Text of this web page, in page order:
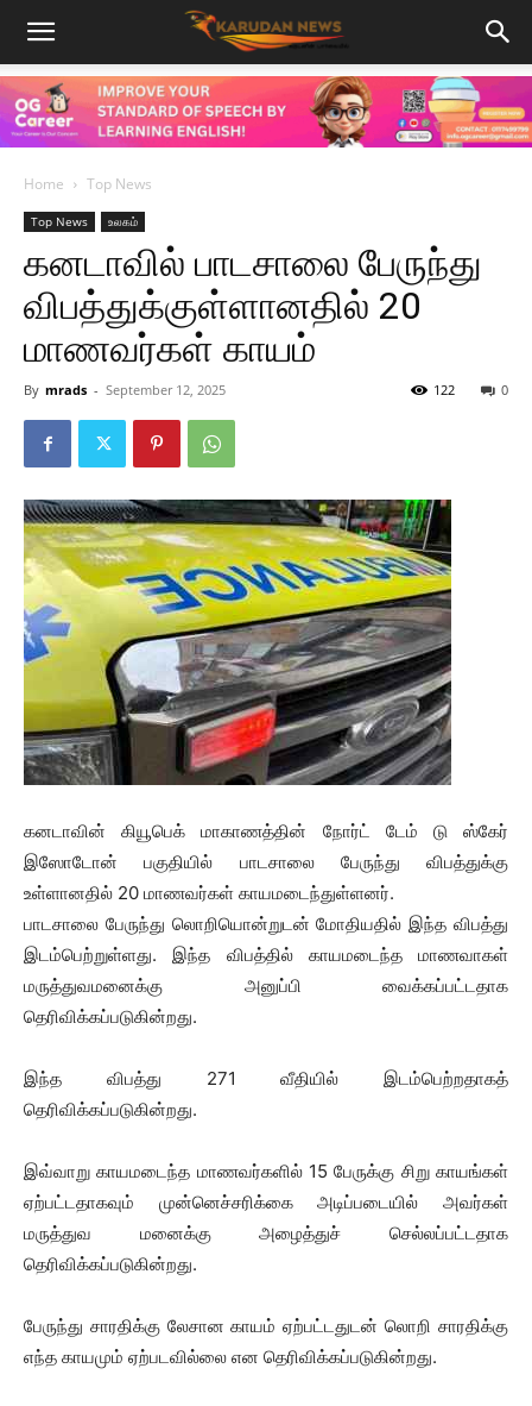
Home Top News
Top News உலகம்
கனடாவில் பாடசாலை பேருந்து
விபத்துக்குள்ளானதில் 20
மாணவர்கள் காயம்
By mrads - September 12, 2025 0
122
கனடாவின் கியூபெக் மாகாணத்தின் நோர்ட் டேம் டு ஸ்கேர்
இஸோடோன் பகுதியில் பாடசாலை பேருந்து விபத்துக்கு
உள்ளானதில் 20 மாணவர்கள் காயமடைந்துள்ளனர்.
பாடசாலை பேருந்து லொறியொன்றுடன் மோதியதில் இந்த விபத்து
இடம்பெற்றுள்ளது. இந்த விபத்தில் காயமடைந்த மாணவாகள்
மருத்துவமனைக்கு அனுப்பி வைக்கப்பட்டதாக
தெரிவிக்கப்படுகின்றது.
இந்த விபத்து 271 வீதியில் இடம்பெற்றதாகத்
தெரிவிக்கப்படுகின்றது.
இவ்வாறு காயமடைந்த மாணவர்களில் 15 பேருக்கு சிறு காயங்கள்
ஏற்பட்டதாகவும் முன்னெச்சரிக்கை அடிப்படையில் அவர்கள்
மருத்துவ மனைக்கு அழைத்துச் செல்லப்பட்டதாக
தெரிவிக்கப்படுகின்றது.
பேருந்து சாரதிக்கு லேசான காயம் ஏற்பட்டதுடன் லொறி சாரதிக்கு
எந்த காயமும் ஏற்படவில்லை என தெரிவிக்கப்படுகின்றது.